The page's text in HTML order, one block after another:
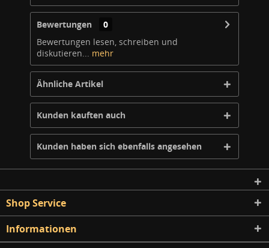
Bewertungen
0
Bewertungen lesen, schreiben und
diskutieren... mehr
Ähnliche Artikel
Kunden kauften auch
Kunden haben sich ebenfalls angesehen
Shop Service
Informationen